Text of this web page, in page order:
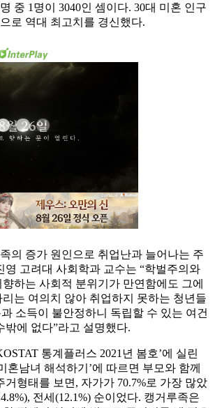
중 1명이 3040인 셈이다. 30대 미혼 인구
로 역대 최고치를 경신했다.
의 증가 원인으로 취업난과 늘어나는 주
영 고려대 사회학과 교수는 “학벌주의와
하는 사회적 분위기가 만연함에도 그에
는 여의치 않아 취업하지 못하는 청년들
소득이 불안정하니 독립할 수 있는 여건
밖에 없다”라고 설명했다.
통계플러스 2021년 봄호’에 실린
혼남녀 해석하기’에 따르면 부모와 함께
거형태를 보면, 자가가 70.7%로 가장 많았
전세(12.1%) 순이었다. 캥거루족은